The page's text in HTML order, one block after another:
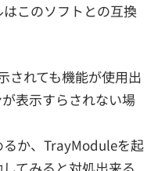
このソフトとの互換
されても機能が使用出
表示すらされない場
か、TrayModuleを起